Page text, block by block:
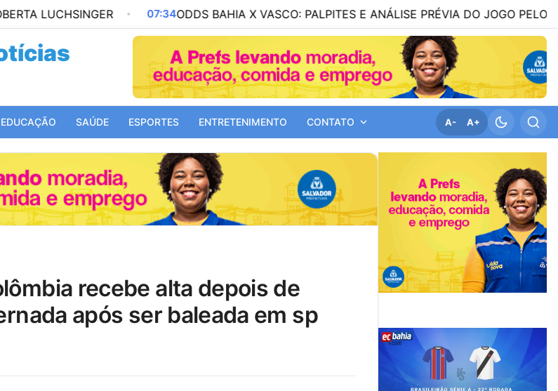
07:34ODDS BAHIA X VASCO: PALPITES E ANÁLISE PRÉVIA DO JOGO PELO BRASILEIRÃO
EDUCAÇÃO SAÚDE ESPORTES ENTRETENIMENTO CONTATO A- A+
após ser baleada em sp